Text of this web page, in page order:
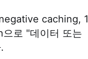
caching, 1
로 "데이터 또는